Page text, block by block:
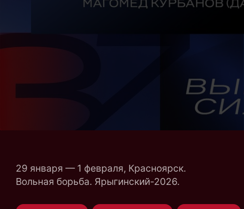
29 января — 1 февраля, Красноярск.
Вольная борьба. Ярыгинский-2026.